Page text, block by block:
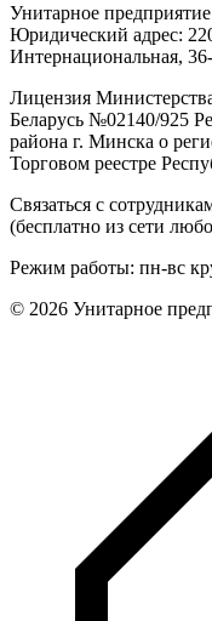
Унитарное
Юридический адрес:
Интернациональная,
Лицензия
Беларусь №02140/925
района г. Минска о
Торговом реестре
Связаться с
(бесплатно из сети
Режим работы: пн-вс
© 2026 Унитарное